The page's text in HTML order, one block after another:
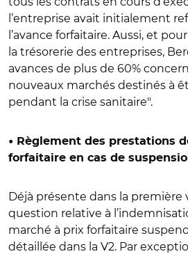
l’entreprise avait initialement
l’avance forfaitaire. Aussi, et
la trésorerie des entreprises,
avances de plus de 60%
nouveaux marchés destinés à
pendant la crise sanitaire".
• Règlement des prestations
forfaitaire en cas de
Déjà présente dans la première
question relative à
marché à prix forfaitaire
détaillée dans la V2. Par